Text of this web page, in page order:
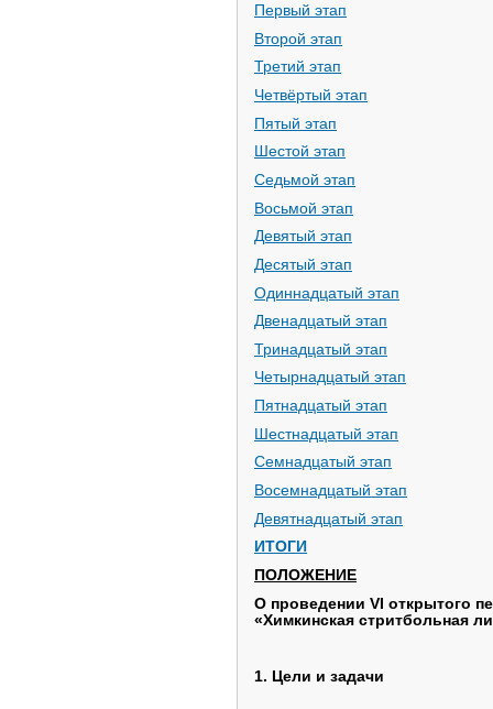
Первый этап
Второй этап
Третий этап
Четвёртый этап
Пятый этап
Шестой этап
Седьмой этап
Восьмой этап
Девятый этап
Десятый этап
Одиннадцатый этап
Двенадцатый этап
Тринадцатый этап
Четырнадцатый этап
Пятнадцатый этап
Шестнадцатый этап
Семнадцатый этап
Восемнадцатый этап
Девятнадцатый этап
ИТОГИ
ПОЛОЖЕНИЕ
О проведении VI открытого
«Химкинская стритбольная
1. Цели и задачи